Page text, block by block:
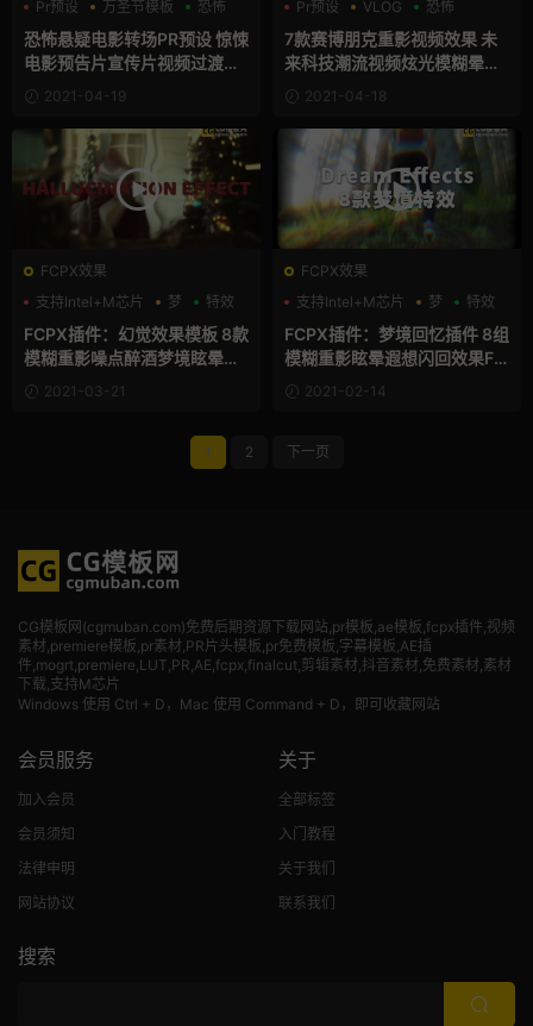
Pr预设
万圣节模板 恐怖
恐怖悬疑电影转场PR预设 惊悚
电影预告片宣传片视频过渡闪
白转场 Dark Horror Transiti
ons
2021-04-19
Pr预设
VLOG 恐怖
7款赛博朋克重影视频效果 未
来科技潮流视频炫光模糊晕影
PR预设 Cyberpunk Effect
2021-04-18
FCPX效果
支持Intel+M芯片
梦 特效
FCPX插件：幻觉效果模板 8款
模糊重影噪点醉酒梦境眩晕视
频展示fcpx插件 Hallucinatio
2021-03-21
FCPX效果
支持Intel+M芯片
梦 特效
FCPX插件：梦境回忆插件 8组
模糊重影眩晕遐想闪回效果FC
PX模板 Dream Effect
2021-02-14
1 2 下一页
CG模板网(cgmuban.com)免费后期资源下载网站,pr模板,ae模板,fcpx插件,视频
素材,premiere模板,pr素材,PR片头模板,pr免费模板,字幕模板,AE插
件,mogrt,premiere,LUT,PR,AE,fcpx,finalcut,剪辑素材,抖音素材,免费素材,素材
下载,支持M芯片
Windows 使用 Ctrl + D，Mac 使用 Command + D，即可收藏网站
会员服务
加入会员
会员须知
法律申明
网站协议
关于
全部标签
入门教程
关于我们
联系我们
搜索